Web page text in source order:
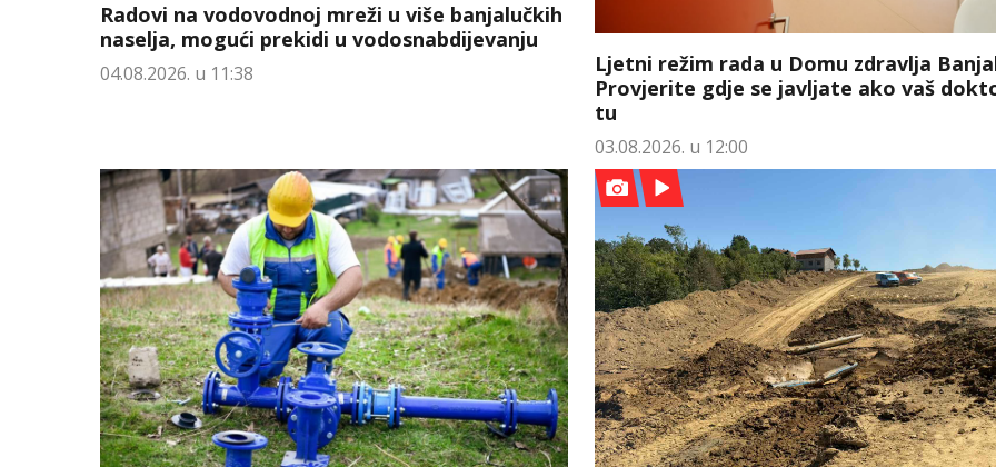
Radovi na vodovodnoj mreži u više banjalučkih
naselja, mogući prekidi u vodosnabdijevanju
04.08.2026. u 11:38
Ljetni režim rada u Domu zdravlja
Provjerite gdje se javljate ako vaš
tu
03.08.2026. u 12:00